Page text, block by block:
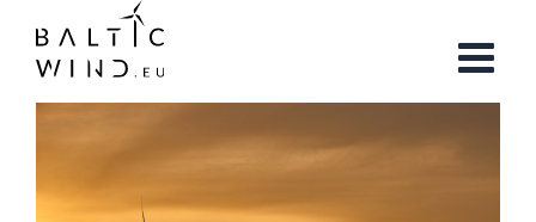
zawartości